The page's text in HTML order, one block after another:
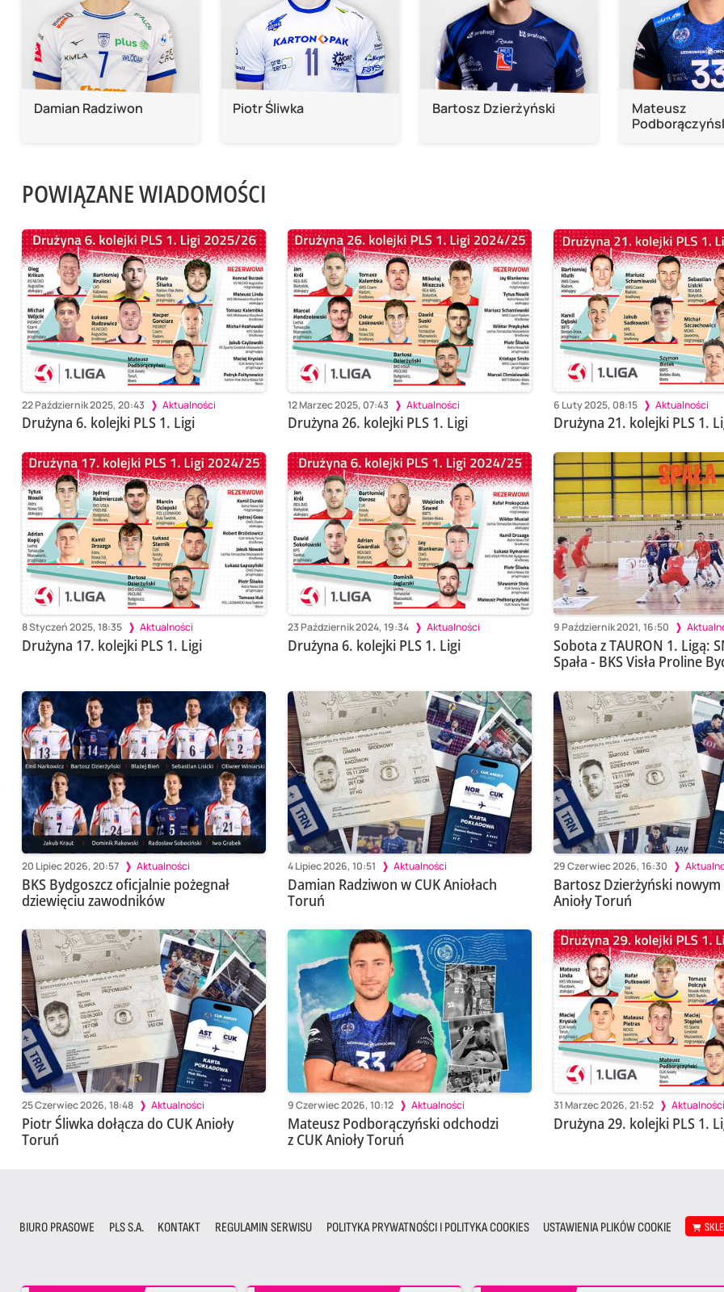
Damian Radziwon Piotr Śliwka Bartosz Dzierżyński
Mateusz
POWIĄZANE WIADOMOŚCI
22 Październik 2025, 20:43 Aktualności
Drużyna 6. kolejki PLS 1. Ligi
12 Marzec 2025, 07:43 Aktualności
Drużyna 26. kolejki PLS 1. Ligi
6 Luty 2025, 08:15 Aktualności
Drużyna 21. kolejki PLS 1.
8 Styczeń 2025, 18:35 Aktualności
Drużyna 17. kolejki PLS 1. Ligi
23 Październik 2024, 19:34 Aktualności
Drużyna 6. kolejki PLS 1. Ligi
9 Październik 2021, 16:50
Sobota z TAURON 1. Ligą:
Spała - BKS Visła Proline
20 Lipiec 2026, 20:57 Aktualności
BKS Bydgoszcz oficjalnie pożegnał
dziewięciu zawodników
4 Lipiec 2026, 10:51 Aktualności
Damian Radziwon w CUK Aniołach
Toruń
29 Czerwiec 2026, 16:30
Bartosz Dzierżyński
Anioły Toruń
25 Czerwiec 2026, 18:48 Aktualności
Piotr Śliwka dołącza do CUK Anioły
Toruń
9 Czerwiec 2026, 10:12 Aktualności
Mateusz Podborączyński odchodzi
z CUK Anioły Toruń
31 Marzec 2026, 21:52 Aktualności
Drużyna 29. kolejki PLS 1.
BIURO PRASOWE PLS S.A. KONTAKT REGULAMIN SERWISU POLITYKA PRYWATNOŚCI I POLITYKA COOKIES USTAWIENIA PLIKÓW COOKIE